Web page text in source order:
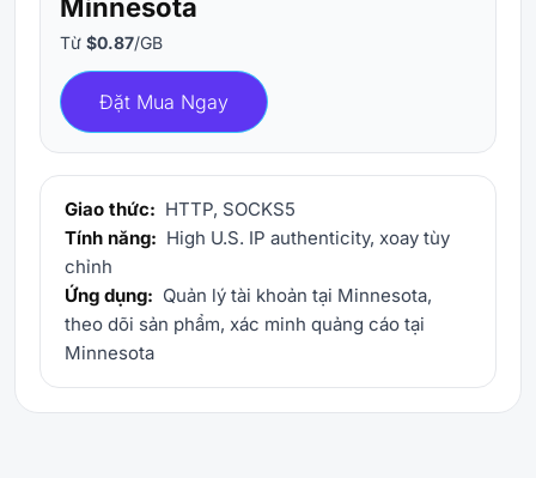
Minnesota
Từ $0.87/GB
Đặt Mua Ngay
Giao thức: HTTP, SOCKS5
Tính năng: High U.S. IP authenticity, xoay tùy
chỉnh
Ứng dụng: Quản lý tài khoản tại Minnesota,
theo dõi sản phẩm, xác minh quảng cáo tại
Minnesota